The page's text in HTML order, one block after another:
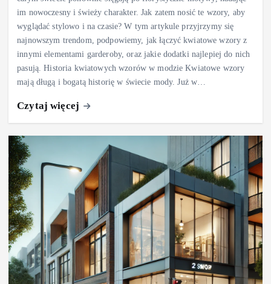
im nowoczesny i świeży charakter. Jak zatem nosić te wzory, aby
wyglądać stylowo i na czasie? W tym artykule przyjrzymy się
najnowszym trendom, podpowiemy, jak łączyć kwiatowe wzory z
innymi elementami garderoby, oraz jakie dodatki najlepiej do nich
pasują. Historia kwiatowych wzorów w modzie Kwiatowe wzory
mają długą i bogatą historię w świecie mody. Już w…
Czytaj więcej